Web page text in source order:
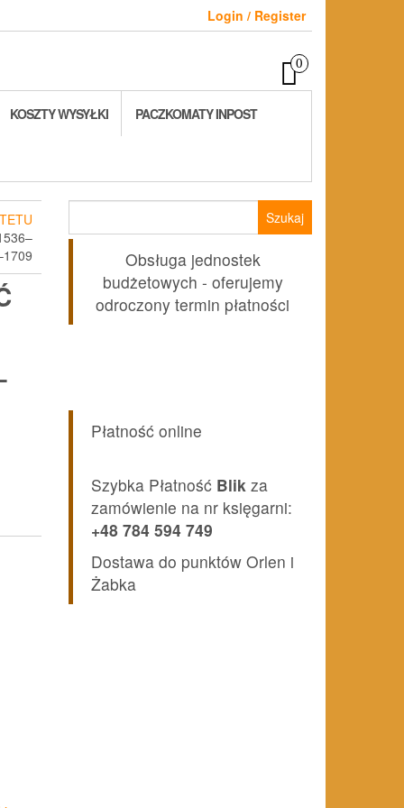
Login / Register
0
KOSZTY WYSYŁKI PACZKOMATY INPOST
Obsługa jednostek
budżetowych - oferujemy
odroczony termin płatności
Płatność online
Szybka Płatność Blik za
zamówienie na nr księgarni:
+48 784 594 749
Dostawa do punktów Orlen i
Żabka